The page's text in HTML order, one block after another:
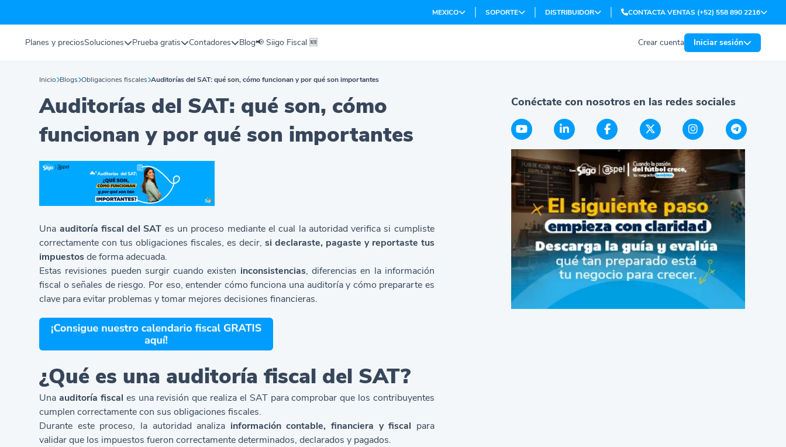
MEXICO SOPORTE DISTRIBUIDOR CONTACTA VENTAS (+52) 558 890 2216
Planes y preciosSoluciones Prueba gratis Contadores Blog📢 Siigo Fiscal 🆕 Crear cuenta Iniciar sesión
Inicio Blogs Obligaciones fiscales Auditorías del SAT: qué son, cómo funcionan y por qué son importantes
Auditorías del SAT: qué son, cómo
funcionan y por qué son importantes
Una auditoría fiscal delSAT es un proceso mediante el cual la autoridad verifica si cumpliste
correctamente con tus obligaciones fiscales, es decir, si declaraste, pagaste y reportaste tus
impuestosde forma adecuada.
Estas revisiones pueden surgir cuando existen inconsistencias, diferencias en la información
fiscal o señales de riesgo. Por eso, entender cómo funciona una auditoríay cómo prepararte es
clave para evitar problemas y tomar mejores decisiones financieras.
¿Qué es una auditoría fiscal del SAT?
Unaauditoría fiscal es una revisión que realiza el SAT para comprobar que los contribuyentes
cumplen correctamente con sus obligaciones fiscales.
Durante este proceso, la autoridad analiza información contable, financiera y fiscal para
validar que los impuestos fueron correctamente determinados, declarados y pagados.
Conéctate con nosotros en las redes sociales